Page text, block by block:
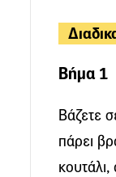
Βήμα 1
Βάζετε
πάρει